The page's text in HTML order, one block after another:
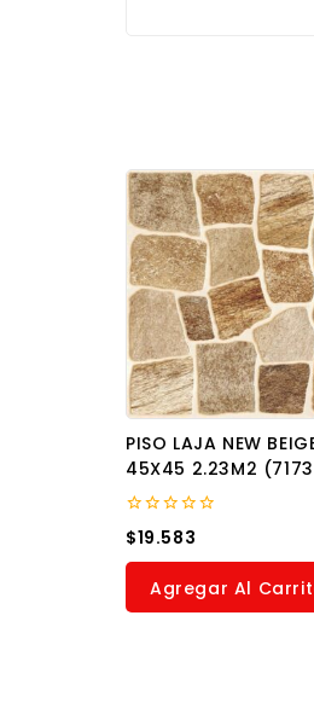
PISO LAJA NEW
45X45 2.23M2
0
out
of
$19.583
Agregar Al